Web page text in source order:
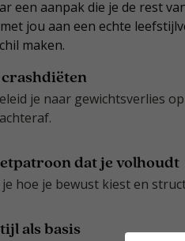
een aanpak die je de rest
jou aan een echte
maken.
crashdiëten
je naar gewichtsverlies
dat je volhoudt
je hoe je bewust kiest en
als basis